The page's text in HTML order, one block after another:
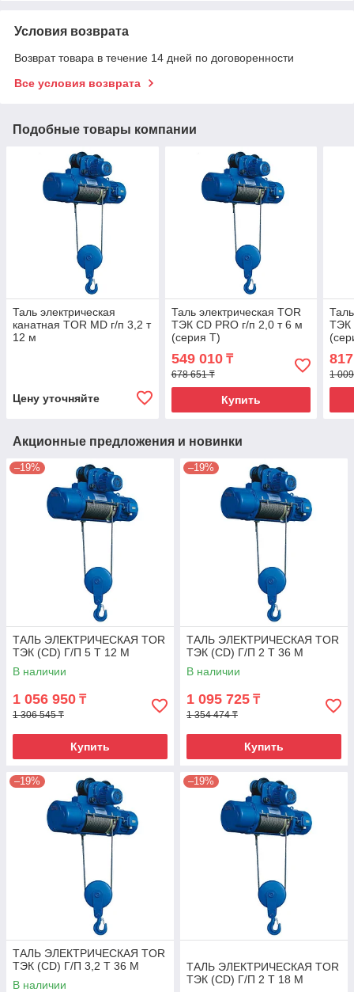
Условия возврата
Возврат товара в течение 14 дней по договоренности
Все условия возврата
Подобные товары компании
Таль электрическая
канатная TOR MD г/п 3,2 т
12 м
Цену уточняйте
Таль электрическая TOR
ТЭК CD PRO г/п 2,0 т 6 м
(серия T)
549 010₸
678 651 ₸
Купить
ТЭК
1
Акционные предложения и новинки
–19%
ТАЛЬ ЭЛЕКТРИЧЕСКАЯ TOR
ТЭК (CD) Г/П 5 Т 12 М
В наличии
1 056 950 ₸
1 306 545 ₸
Купить
–19%
ТАЛЬ ЭЛЕКТРИЧЕСКАЯ TOR
ТЭК (CD) Г/П 2 Т 36 М
В наличии
1 095 725 ₸
1 354 474 ₸
Купить
–19%
ТАЛЬ ЭЛЕКТРИЧЕСКАЯ TOR
ТЭК (CD) Г/П 3,2 Т 36 М
В наличии
–19%
ТАЛЬ ЭЛЕКТРИЧЕСКАЯ TOR
ТЭК (CD) Г/П 2 Т 18 М